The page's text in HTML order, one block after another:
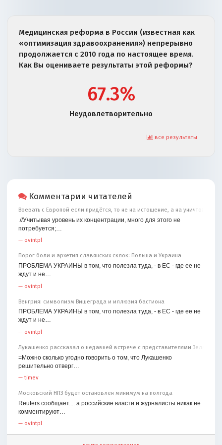
Медицинская реформа в России (известная как
«оптимизация здравоохранения») непрерывно
продолжается с 2010 года по настоящее время.
Как Вы оцениваете результаты этой реформы?
67.3%
Неудовлетворительно
все результаты
Комментарии читателей
Воевать с Европой если придётся, то не на истощение, а на уничтожение
.//Учитывая уровень их концентрации, много для этого не
потребуется;…
— ovintpl
Порог боли и архетип славянских склок: Польша и Украина
ПРОБЛЕМА УКРАИНЫ в том, что полезла туда, - в ЕС - где ее не
ждут и не…
— ovintpl
Венгрия: символизм Вишеграда и иллюзия бастиона
ПРОБЛЕМА УКРАИНЫ в том, что полезла туда, - в ЕС - где ее не
ждут и не…
— ovintpl
Лукашенко рассказал о недавней встрече с представителями
=Можно сколько угодно говорить о том, что Лукашенко
решительно отверг…
—timev
Московский НПЗ будет остановлен минимум на полгода
Reuters сообщает.... а российские власти и журналисты никак не
комментируют…
— ovintpl